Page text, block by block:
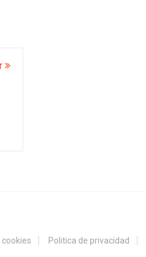
cookies Politica de privacidad